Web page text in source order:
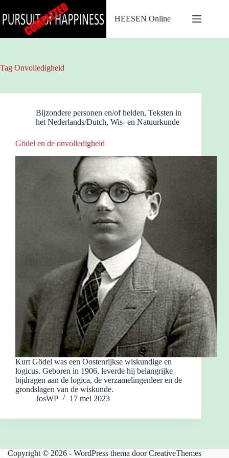
naar
de
HEESEN Online
Tag Onvolledigheid
Bijzondere personen en/of helden, Teksten in
het Nederlands/Dutch, Wis- en Natuurkunde
Gödel en de onvolledigheid
Kurt Gödel was een Oostenrijkse wiskundige en
logicus. Geboren in 1906, leverde hij belangrijke
bijdragen aan de logica, de verzamelingenleer en de
grondslagen van de wiskunde.
JosWP
17 mei 2023
Copyright © 2026 - WordPress thema doorCreativeThemes